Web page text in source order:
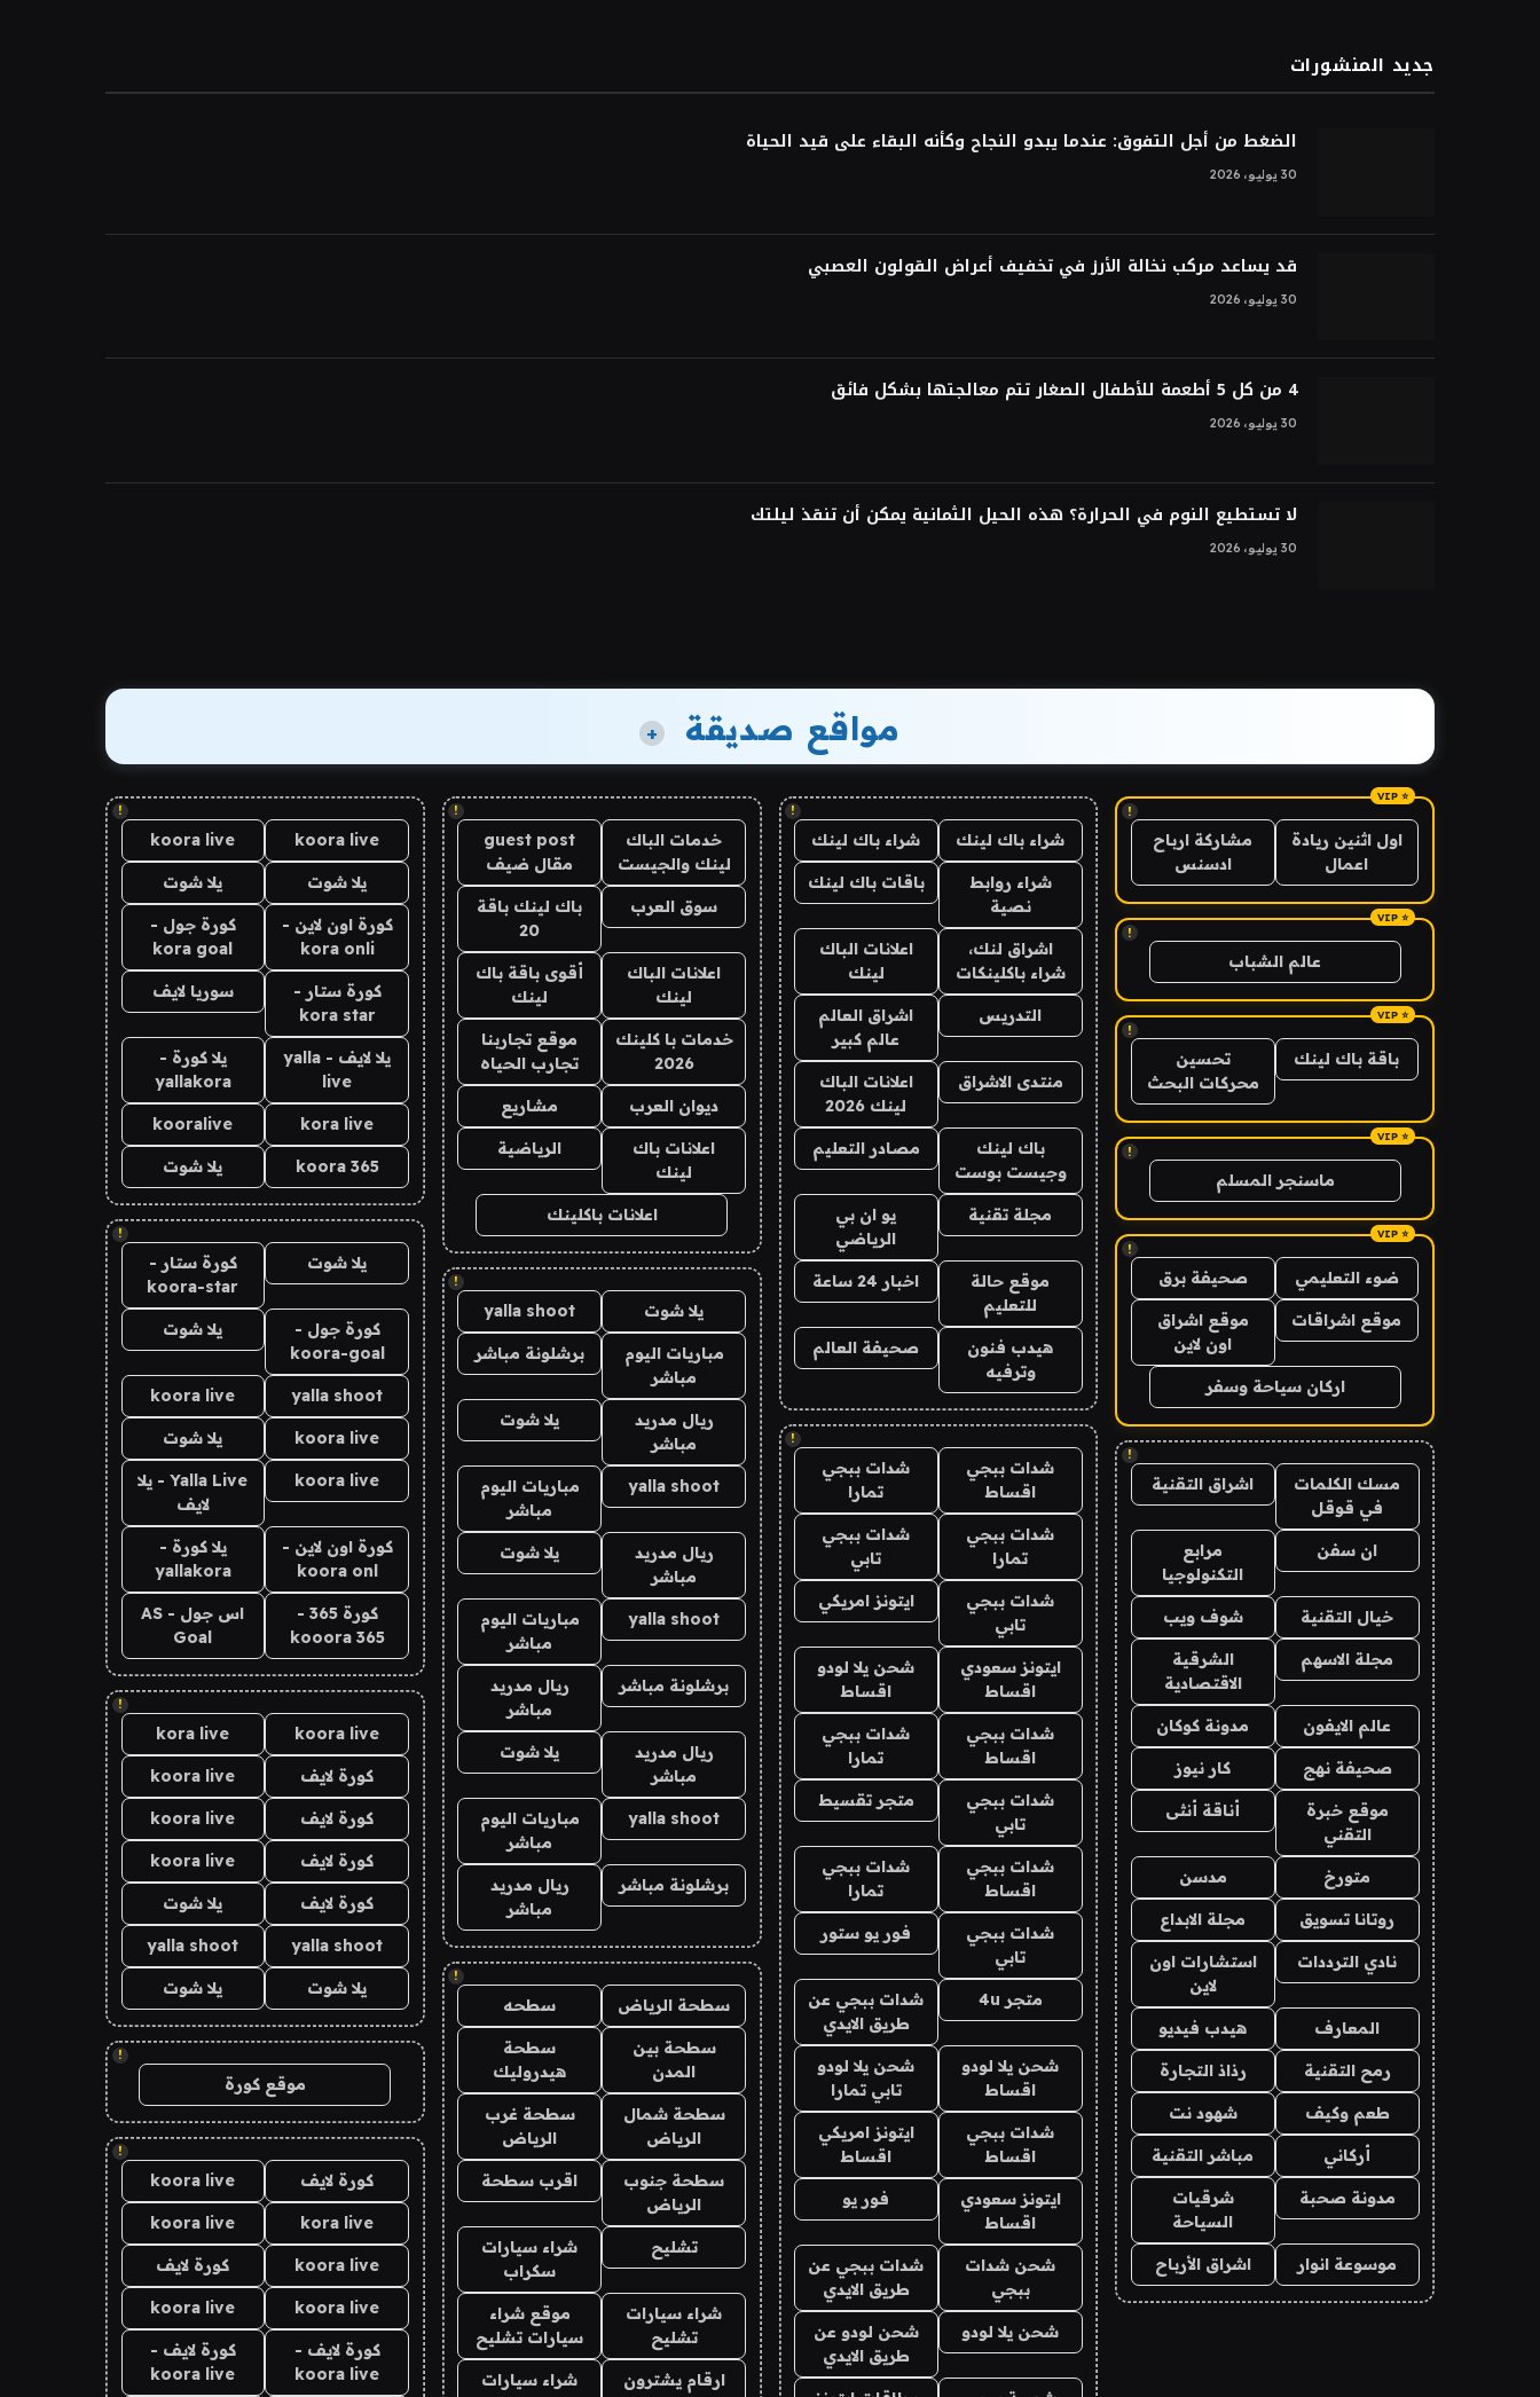
جديد المنشورات
الضغط من أجل التفوق: عندما يبدو النجاح وكأنه البقاء على قيد الحياة
30 يوليو، 2026
قد يساعد مركب نخالة الأرز في تخفيف أعراض القولون العصبي
30 يوليو، 2026
4 من كل 5 أطعمة للأطفال الصغار تتم معالجتها بشكل فائق
30 يوليو، 2026
لا تستطيع النوم في الحرارة؟ هذه الحيل الثمانية يمكن أن تنقذ ليلتك
30 يوليو، 2026
مواقع صديقة +
!
اول اثنين ريادة
اعمال
مشاركة ارباح
ادسنس
!
عالم الشباب
!
باقة باك لينك
تحسين
محركات البحث
!
ماسنجر المسلم
!
ضوء التعليمي صحيفة برق
موقع اشراقات
موقع اشراق
اون لاين
اركان سياحة وسفر
!
مسك الكلمات
في قوقل
اشراق التقنية
ان سفن
مرابع
التكنولوجيا
خيال التقنية شوف ويب
مجلة الاسهم
الشرقية
الاقتصادية
عالم الايفون مدونة كوكان
صحيفة نهج كار نيوز
موقع خبرة
التقني
أناقة أنثى
متورخ مدسن
روتانا تسويق مجلة الابداع
نادي الترددات
استشارات اون
لاين
المعارف هيدب فيديو
رمح التقنية رذاذ التجارة
طعم وكيف شهود نت
أركاني مباشر التقنية
مدونة صحبة
شرقيات
السياحة
موسوعة انوار اشراق الأرباح
!
شراء باك لينك شراء باك لينك
شراء روابط
نصية
باقات باك لينك
اشراق لنك،
شراء باكلينكات
اعلانات الباك
لينك
التدريس
اشراق العالم
عالم كبير
منتدى الاشراق
اعلانات الباك
لينك 2026
باك لينك
وجيست بوست
مصادر التعليم
مجلة تقنية
يو ان بي
الرياضي
موقع حالة
للتعليم
اخبار 24 ساعة
هيدب فنون
وترفيه
صحيفة العالم
!
شدات ببجي
اقساط
شدات ببجي
تمارا
شدات ببجي
تمارا
شدات ببجي
تابي
شدات ببجي
تابي
ايتونز امريكي
ايتونز سعودي
اقساط
شحن يلا لودو
اقساط
شدات ببجي
اقساط
شدات ببجي
تمارا
شدات ببجي
تابي
متجر تقسيط
شدات ببجي
اقساط
شدات ببجي
تمارا
شدات ببجي
تابي
فور يو ستور
متجر 4u
شدات ببجي عن
طريق الايدي
شحن يلا لودو
اقساط
شحن يلا لودو
تابي تمارا
شدات ببجي
اقساط
ايتونز امريكي
اقساط
ايتونز سعودي
اقساط
فور يو
شحن شدات
ببجي
شدات ببجي عن
طريق الايدي
شحن يلا لودو
شحن لودو عن
طريق الايدي
!
خدمات الباك
لينك والجيست
guest post
مقال ضيف
سوق العرب
باك لينك باقة
20
اعلانات الباك
لينك
أقوى باقة باك
لينك
خدمات با كلينك
2026
موقع تجاربنا
تجارب الحياه
ديوان العرب مشاريع
اعلانات باك
لينك
الرياضية
اعلانات باكلينك
!
يلا شوت yalla shoot
مباريات اليوم
مباشر
برشلونة مباشر
ريال مدريد
مباشر
يلا شوت
yalla shoot
مباريات اليوم
مباشر
ريال مدريد
مباشر
يلا شوت
yalla shoot
مباريات اليوم
مباشر
برشلونة مباشر
ريال مدريد
مباشر
ريال مدريد
مباشر
يلا شوت
yalla shoot
مباريات اليوم
مباشر
برشلونة مباشر
ريال مدريد
مباشر
!
سطحة الرياض سطحه
سطحة بين
المدن
سطحة
هيدروليك
سطحة شمال
الرياض
سطحة غرب
الرياض
سطحة جنوب
الرياض
اقرب سطحة
تشليح
شراء سيارات
سكراب
شراء سيارات
تشليح
موقع شراء
سيارات تشليح
ارقام يشترون
شراء سيارات
!
koora live
koora live
يلا شوت يلا شوت
كورة اون لاين -
kora onli
كورة جول -
kora goal
كورة ستار -
kora star
سوريا لايف
يلا لايف - yalla
live
يلا كورة -
yallakora
kora live
kooralive
koora 365 يلا شوت
!
يلا شوت
كورة ستار -
koora-star
كورة جول -
koora-goal
يلا شوت
yalla shoot
koora live
koora live يلا شوت
koora live
Yalla Live - يلا
لايف
كورة اون لاين -
koora onl
يلا كورة -
yallakora
كورة 365 -
kooora 365
اس جول - AS
Goal
!
koora live
kora live
كورة لايف koora live
كورة لايف koora live
كورة لايف koora live
كورة لايف يلا شوت
yalla shoot
yalla shoot
يلا شوت يلا شوت
!
موقع كورة
!
كورة لايف koora live
kora live
koora live
koora live كورة لايف
koora live
koora live
كورة لايف -
koora live
كورة لايف -
koora live